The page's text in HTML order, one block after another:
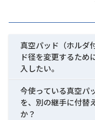
真空パッド（ホルダ
ド径を変更するため
入したい。
今使っている真空パ
を、別の継手に付替
か？